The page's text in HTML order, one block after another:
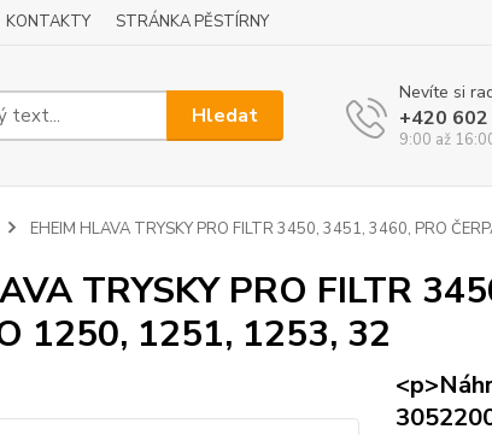
KONTAKTY STRÁNKA PĚSTÍRNY
Hledat
Nevíte si
+420
9:00 až
EHEIM HLAVA TRYSKY PRO FILTR 3450, 3451, 3460, PRO
TRYSKY PRO FILTR
1250, 1251, 1253, 32